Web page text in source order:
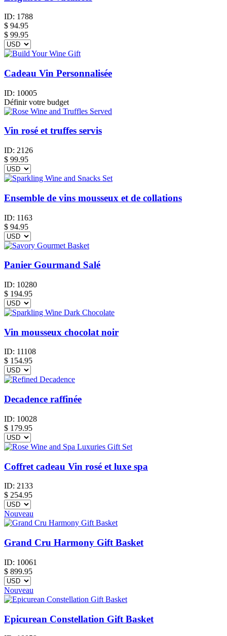
ID: 1788
$ 94.95
$ 99.95
Cadeau Vin Personnalisée
ID: 10005
Définir votre budget
Vin rosé et truffes servis
ID: 2126
$ 99.95
Ensemble de vins mousseux et de collations
ID: 1163
$ 94.95
Panier Gourmand Salé
ID: 10280
$ 194.95
Vin mousseux chocolat noir
ID: 11108
$ 154.95
Decadence raffinée
ID: 10028
$ 179.95
Coffret cadeau Vin rosé et luxe spa
ID: 2133
$ 254.95
Nouveau
Grand Cru Harmony Gift Basket
ID: 10061
$ 899.95
Nouveau
Epicurean Constellation Gift Basket